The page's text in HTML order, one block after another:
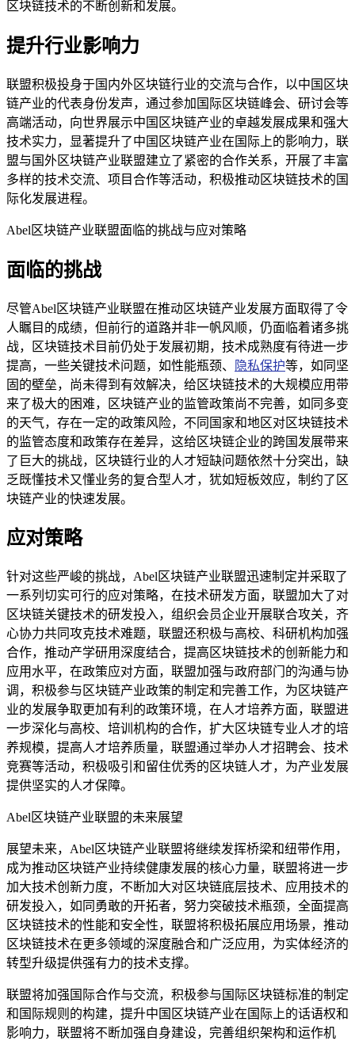
区块链技术的不断创新和发展。
提升行业影响力
联盟积极投身于国内外区块链行业的交流与合作，以中国区块
链产业的代表身份发声，通过参加国际区块链峰会、研讨会等
高端活动，向世界展示中国区块链产业的卓越发展成果和强大
技术实力，显著提升了中国区块链产业在国际上的影响力，联
盟与国外区块链产业联盟建立了紧密的合作关系，开展了丰富
多样的技术交流、项目合作等活动，积极推动区块链技术的国
际化发展进程。
Abel区块链产业联盟面临的挑战与应对策略
面临的挑战
尽管Abel区块链产业联盟在推动区块链产业发展方面取得了令
人瞩目的成绩，但前行的道路并非一帆风顺，仍面临着诸多挑
战，区块链技术目前仍处于发展初期，技术成熟度有待进一步
提高，一些关键技术问题，如性能瓶颈、
隐私保护等，如同坚
固的壁垒，尚未得到有效解决，给区块链技术的大规模应用带
来了极大的困难，区块链产业的监管政策尚不完善，如同多变
的天气，存在一定的政策风险，不同国家和地区对区块链技术
的监管态度和政策存在差异，这给区块链企业的跨国发展带来
了巨大的挑战，区块链行业的人才短缺问题依然十分突出，缺
乏既懂技术又懂业务的复合型人才，犹如短板效应，制约了区
块链产业的快速发展。
应对策略
针对这些严峻的挑战，Abel区块链产业联盟迅速制定并采取了
一系列切实可行的应对策略，在技术研发方面，联盟加大了对
区块链关键技术的研发投入，组织会员企业开展联合攻关，齐
心协力共同攻克技术难题，联盟还积极与高校、科研机构加强
合作，推动产学研用深度结合，提高区块链技术的创新能力和
应用水平，在政策应对方面，联盟加强与政府部门的沟通与协
调，积极参与区块链产业政策的制定和完善工作，为区块链产
业的发展争取更加有利的政策环境，在人才培养方面，联盟进
一步深化与高校、培训机构的合作，扩大区块链专业人才的培
养规模，提高人才培养质量，联盟通过举办人才招聘会、技术
竞赛等活动，积极吸引和留住优秀的区块链人才，为产业发展
提供坚实的人才保障。
Abel区块链产业联盟的未来展望
展望未来，Abel区块链产业联盟将继续发挥桥梁和纽带作用，
成为推动区块链产业持续健康发展的核心力量，联盟将进一步
加大技术创新力度，不断加大对区块链底层技术、应用技术的
研发投入，如同勇敢的开拓者，努力突破技术瓶颈，全面提高
区块链技术的性能和安全性，联盟将积极拓展应用场景，推动
区块链技术在更多领域的深度融合和广泛应用，为实体经济的
转型升级提供强有力的技术支撑。
联盟将加强国际合作与交流，积极参与国际区块链标准的制定
和国际规则的构建，提升中国区块链产业在国际上的话语权和
影响力，联盟将不断加强自身建设，完善组织架构和运作机